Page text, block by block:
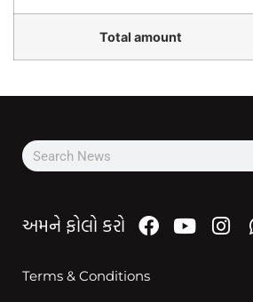
Total amount
અમને ફોલો કરો
Terms & Conditions